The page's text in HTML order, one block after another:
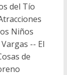
del Tío
Niños
-- El
de